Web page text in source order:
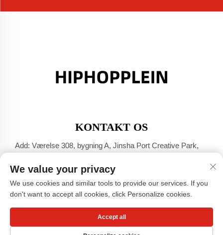
KONTAKT OS
Add: Værelse 308, bygning A, Jinsha Port Creative Park,
Tel: +86-17304049586
E-mail:[email protected]
Copyright © Guangzhou Xiaohongshu Beklædnings Co., LTD -
Privatlivspolitik
We value your privacy
We use cookies and similar tools to provide our services. If you
don't want to accept all cookies, click Personalize cookies.
Accept all